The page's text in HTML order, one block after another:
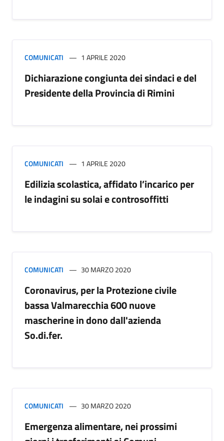
COMUNICATI 1 APRILE 2020
Dichiarazione congiunta dei sindaci e del
Presidente della Provincia di Rimini
COMUNICATI 1 APRILE 2020
Edilizia scolastica, affidato l’incarico per
le indagini su solai e controsoffitti
COMUNICATI 30 MARZO 2020
Coronavirus, per la Protezione civile
bassa Valmarecchia 600 nuove
mascherine in dono dall'azienda
So.di.fer.
COMUNICATI 30 MARZO 2020
Emergenza alimentare, nei prossimi